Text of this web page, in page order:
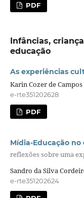
PDF
Infâncias,
educação
As experiências
Karin Cozer de Campos
e-rte351202628
PDF
Mídia-Educação
reflexões sobre uma
Sandro da Silva
e-rte351202624